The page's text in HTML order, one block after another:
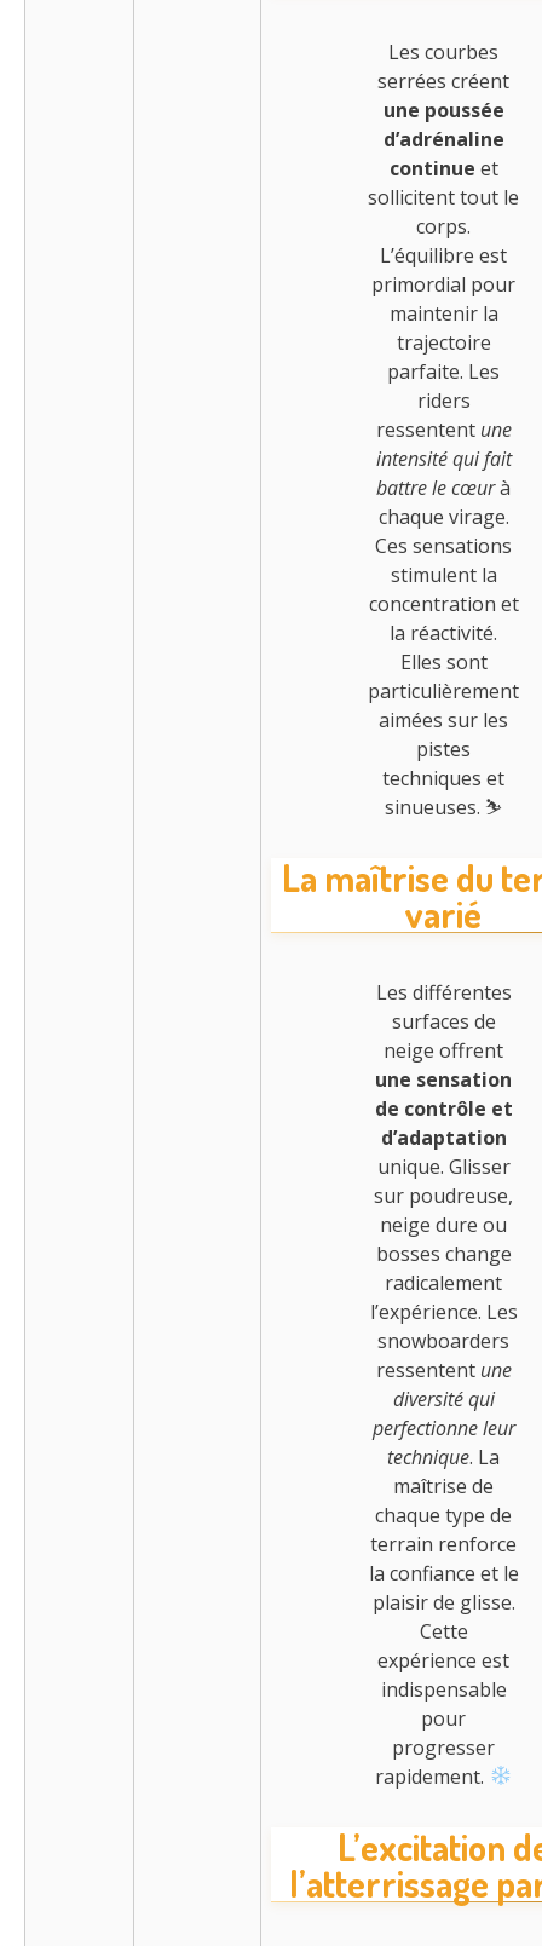
Les courbes
serrées créent
une poussée
d’adrénaline
continue et
sollicitent tout le
corps.
L’équilibre est
primordial pour
maintenir la
trajectoire
parfaite. Les
riders
ressentent une
intensité qui fait
battre le cœurà
chaque virage.
Ces sensations
stimulent la
concentration et
la réactivité.
Elles sont
particulièrement
aimées sur les
pistes
techniques et
sinueuses. ⛷️
La maîtrise du
varié
Les différentes
surfaces de
neige offrent
une sensation
de contrôle et
d’adaptation
unique. Glisser
sur poudreuse,
neige dure ou
bosses change
radicalement
l’expérience. Les
snowboarders
ressentent une
diversité qui
perfectionne leur
technique. La
maîtrise de
chaque type de
terrain renforce
la confiance et le
plaisir de glisse.
Cette
expérience est
indispensable
pour
progresser
rapidement.
L’excitation
l’atterrissage